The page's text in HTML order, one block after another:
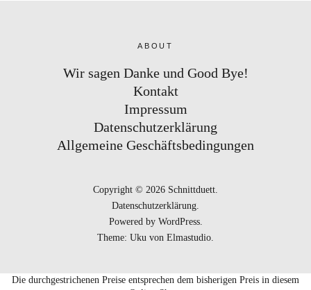
ABOUT
Wir sagen Danke und Good Bye!
Kontakt
Impressum
Datenschutzerklärung
Allgemeine Geschäftsbedingungen
Copyright © 2026 Schnittduett
Datenschutzerklärung
Powered by WordPress
Theme: Uku von Elmastudio
Die durchgestrichenen Preise entsprechen dem bisherigen Preis in diesem